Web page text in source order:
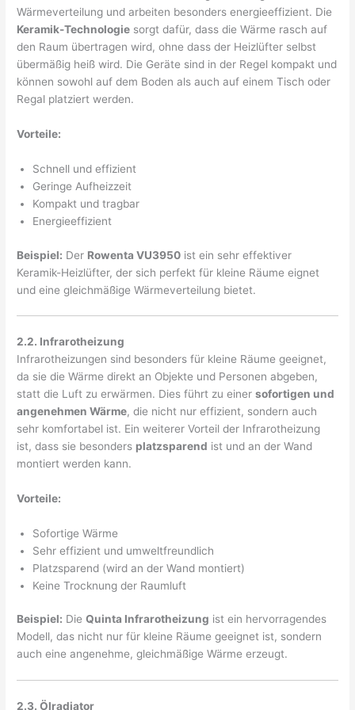
Wärmeverteilung und arbeiten besonders energieeffizient. Die
Keramik-Technologie sorgt dafür, dass die Wärme rasch auf
den Raum übertragen wird, ohne dass der Heizlüfter selbst
übermäßig heiß wird. Die Geräte sind in der Regel kompakt und
können sowohl auf dem Boden als auch auf einem Tisch oder
Regal platziert werden.
Vorteile:
Schnell und effizient
Geringe Aufheizzeit
Kompakt und tragbar
Energieeffizient
Beispiel: Der Rowenta VU3950 ist ein sehr effektiver
Keramik-Heizlüfter, der sich perfekt für kleine Räume eignet
und eine gleichmäßige Wärmeverteilung bietet.
2.2. Infrarotheizung
Infrarotheizungen sind besonders für kleine Räume geeignet,
da sie die Wärme direkt an Objekte und Personen abgeben,
statt die Luft zu erwärmen. Dies führt zu einersofortigen und
angenehmen Wärme, die nicht nur effizient, sondern auch
sehr komfortabel ist. Ein weiterer Vorteil der Infrarotheizung
ist, dass sie besonders platzsparend ist und an der Wand
montiert werden kann.
Vorteile:
Sofortige Wärme
Sehr effizient und umweltfreundlich
Platzsparend (wird an der Wand montiert)
Keine Trocknung der Raumluft
Beispiel: DieQuinta Infrarotheizung ist ein hervorragendes
Modell, das nicht nur für kleine Räume geeignet ist, sondern
auch eine angenehme, gleichmäßige Wärme erzeugt.
2.3. Ölradiator